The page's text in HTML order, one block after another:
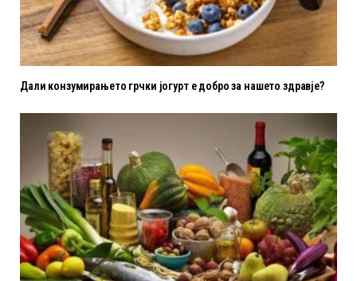
Дали конзумирањето грчки јогурт е добро за нашето здравје?